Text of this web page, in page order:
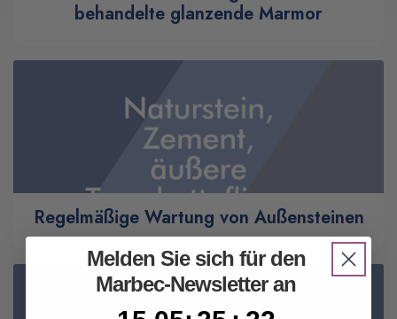
behandelte glanzende Marmor
Regelmäßige Wartung von Außensteinen
Melden Sie sich für den
Marbec-Newsletter an
Countdown ends in:
15 5 25 21